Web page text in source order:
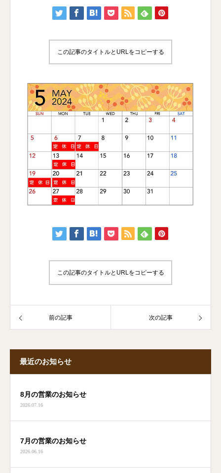
この記事のタイトルとURLをコピーする
この記事のタイトルとURLをコピーする
前の記事 次の記事
最近のお知らせ
8月の営業のお知らせ
2026.07.16
7月の営業のお知らせ
2026.06.16